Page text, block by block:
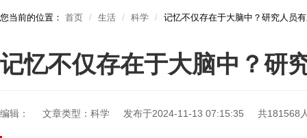
您当前的位置： 首页 生活 科学 记忆不仅存在于大脑中？研究人员
记忆不仅存在于大脑中？研
编辑： 文章类型：科学 发布于2024-11-13 07:15:35 共181568